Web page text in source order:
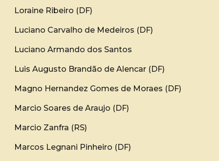
Loraine Ribeiro (DF)
Luciano Carvalho de Medeiros (DF)
Luciano Armando dos Santos
Luis Augusto Brandão de Alencar (DF)
Magno Hernandez Gomes de Moraes (DF)
Marcio Soares de Araujo (DF)
Marcio Zanfra (RS)
Marcos Legnani Pinheiro (DF)